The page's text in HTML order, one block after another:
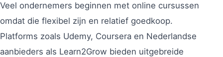
Veel ondernemers beginnen met online cursussen
omdat die flexibel zijn en relatief goedkoop.
Platforms zoals Udemy, Coursera en Nederlandse
aanbieders als Learn2Grow bieden uitgebreide